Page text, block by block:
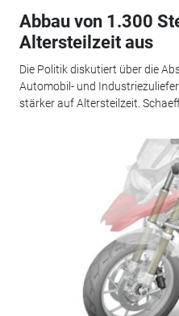
Abbau von 1.300
Altersteilzeit aus
Die Politik diskutiert über die
Automobil- und
stärker auf Altersteilzeit.